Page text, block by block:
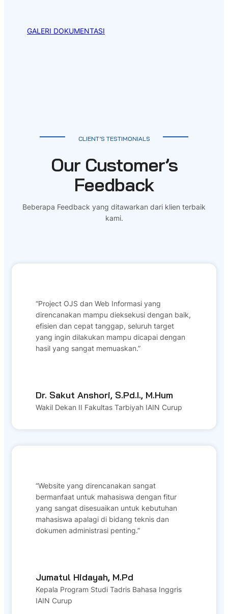
GALERI DOKUMENTASI
CLIENT’S TESTIMONIALS
Our Customer’s
Feedback
Beberapa Feedback yang ditawarkan dari klien terbaik
kami.
“Project OJS dan Web Informasi yang
direncanakan mampu dieksekusi dengan baik,
efisien dan cepat tanggap, seluruh target
yang ingin dilakukan mampu dicapai dengan
hasil yang sangat memuaskan.”
Dr. Sakut Anshori, S.Pd.I., M.Hum
Wakil Dekan II Fakultas Tarbiyah IAIN Curup
“Website yang direncanakan sangat
bermanfaat untuk mahasiswa dengan fitur
yang sangat disesuaikan untuk kebutuhan
mahasiswa apalagi di bidang teknis dan
dokumen administrasi penting.”
Jumatul Hidayah, M.Pd
Kepala Program Studi Tadris Bahasa Inggris
IAIN Curup